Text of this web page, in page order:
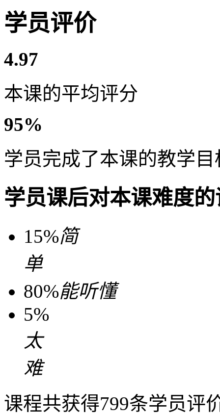
学员评价
4.97
本课的平均评分
95%
学员完成了本课的教学目
学员课后对本课难度
15%简
单
80%能听懂
5%
太
难
课程共获得799条学员评